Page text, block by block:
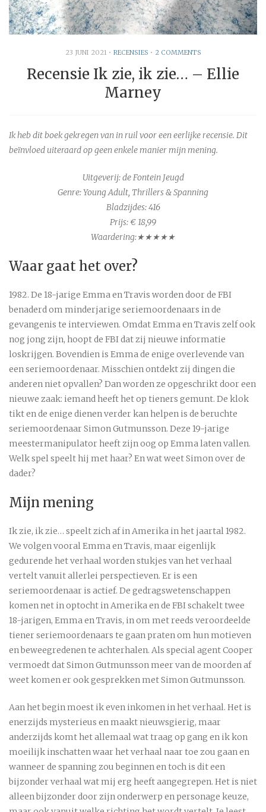
23 JUNI 2021 • RECENSIES • 2 COMMENTS
Recensie Ik zie, ik zie… – Ellie
Marney
Ik heb dit boek gekregen van in ruil voor een eerlijke recensie. Dit
beïnvloed uiteraard op geen enkele manier mijn mening.
Uitgeverij: de Fontein Jeugd
Genre: Young Adult, Thrillers & Spanning
Bladzijdes: 416
Prijs: € 18,99
Waardering:★★★★★
Waar gaat het over?
1982. De 18-jarige Emma en Travis worden door de FBI
benaderd om minderjarige seriemoordenaars in de
gevangenis te interviewen. Omdat Emma en Travis zelf ook
nog jong zijn, hoopt de FBI dat zij nieuwe informatie
loskrijgen. Bovendien is Emma de enige overlevende van
een seriemoordenaar. Misschien ontdekt zij dingen die
anderen niet opvallen? Dan worden ze opgeschrikt door een
nieuwe zaak: iemand heeft het op tieners gemunt. De klok
tikt en de enige dienen verder kan helpen is de beruchte
seriemoordenaar Simon Gutmunsson. Deze 19-jarige
meestermanipulator heeft zijn oog op Emma laten vallen.
Welk spel speelt hij met haar? En wat weet Simon over de
dader?
Mijn mening
Ik zie, ik zie… speelt zich af in Amerika in het jaartal 1982.
We volgen vooral Emma en Travis, maar eigenlijk
gedurende het verhaal worden stukjes van het verhaal
vertelt vanuit allerlei perspectieven. Er is een
seriemoordenaar is actief. De gedragswetenschappen
komen net in optocht in Amerika en de FBI schakelt twee
18-jarigen, Emma en Travis, in om met reeds veroordeelde
tiener seriemoordenaars te gaan praten om hun motieven
en beweegredenen te achterhalen. Als special agent Cooper
vermoedt dat Simon Gutmunsson meer van de moorden af
weet komen er ook gesprekken met Simon Gutmunsson.
Aan het begin moest ik even inkomen in het verhaal. Het is
enerzijds mysterieus en maakt nieuwsgierig, maar
anderzijds komt het allemaal wat traag op gang en ik kon
moeilijk inschatten waar het verhaal naar toe zou gaan en
wanneer de spanning zou beginnen en toch is dit een
bijzonder verhaal wat mij erg heeft aangegrepen. Het is niet
alleen bijzonder door zijn onderwerp en personage keuze,